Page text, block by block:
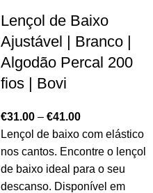
Lençol de Baixo
Ajustável | Branco |
Algodão Percal 200
fios | Bovi
€31.00 – €41.00
Lençol de baixo com elástico
nos cantos. Encontre o lençol
de baixo ideal para o seu
descanso. Disponível em